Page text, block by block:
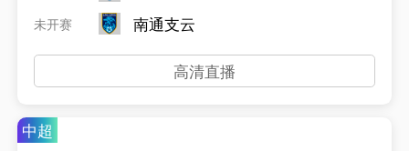
未开赛
南通支云
高清直播
中超